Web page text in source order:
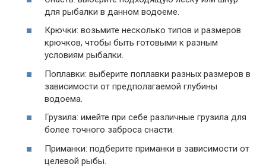
для рыбалки в данном водоеме.
Крючки: возьмите несколько типов и размеров
крючков, чтобы быть готовыми к разным
условиям рыбалки.
Поплавки: выберите поплавки разных размеров в
зависимости от предполагаемой глубины
водоема.
Грузила: имейте при себе различные грузила для
более точного заброса снасти.
Приманки: подберите приманки в зависимости от
целевой рыбы.